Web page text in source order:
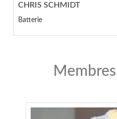
CHRIS SCHMIDT
Batterie